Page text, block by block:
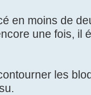
en moins de
une fois, il
les